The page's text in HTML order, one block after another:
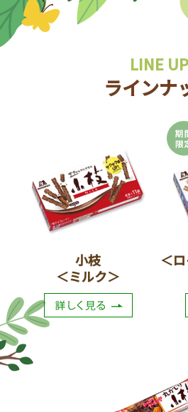
LINE UP
ラインナ
小枝
＜ミルク＞
＜